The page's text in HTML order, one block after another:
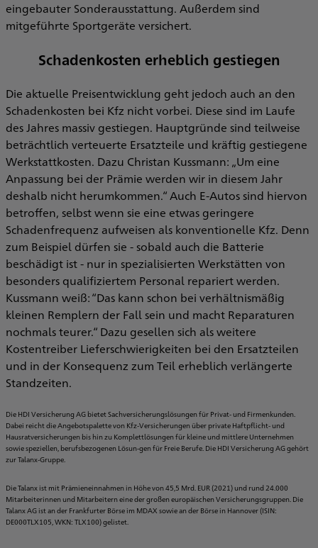
eingebauter Sonderausstattung. Außerdem sind
mitgeführte Sportgeräte versichert.
Schadenkosten erheblich gestiegen
Die aktuelle Preisentwicklung geht jedoch auch an den
Schadenkosten bei Kfz nicht vorbei. Diese sind im Laufe
des Jahres massiv gestiegen. Hauptgründe sind teilweise
beträchtlich verteuerte Ersatzteile und kräftig gestiegene
Werkstattkosten. Dazu Christan Kussmann: „Um eine
Anpassung bei der Prämie werden wir in diesem Jahr
deshalb nicht herumkommen.“ Auch E-Autos sind hiervon
betroffen, selbst wenn sie eine etwas geringere
Schadenfrequenz aufweisen als konventionelle Kfz. Denn
zum Beispiel dürfen sie - sobald auch die Batterie
beschädigt ist - nur in spezialisierten Werkstätten von
besonders qualifiziertem Personal repariert werden.
Kussmann weiß: “Das kann schon bei verhältnismäßig
kleinen Remplern der Fall sein und macht Reparaturen
nochmals teurer.“ Dazu gesellen sich als weitere
Kostentreiber Lieferschwierigkeiten bei den Ersatzteilen
und in der Konsequenz zum Teil erheblich verlängerte
Standzeiten.
Die HDI Versicherung AG bietet Sachversicherungslösungen für Privat- und Firmenkunden.
Dabei reicht die Angebotspalette von Kfz-Versicherungen über private Haftpflicht- und
Hausratversicherungen bis hin zu Komplettlösungen für kleine und mittlere Unternehmen
sowie speziellen, berufsbezogenen Lösun-gen für Freie Berufe. Die HDI Versicherung AG gehört
zur Talanx-Gruppe.
Die Talanx ist mit Prämieneinnahmen in Höhe von 45,5 Mrd. EUR (2021) und rund 24.000
Mitarbeiterinnen und Mitarbeitern eine der großen europäischen Versicherungsgruppen. Die
Talanx AG ist an der Frankfurter Börse im MDAX sowie an der Börse in Hannover (ISIN:
DE000TLX105, WKN: TLX100) gelistet.